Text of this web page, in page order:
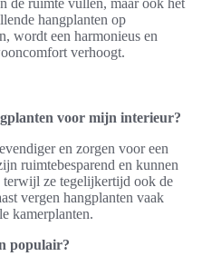
hangplanten op
wordt een harmonieus en
verhoogt.
voor mijn interieur?
en zorgen voor een
ruimtebesparend en kunnen
terwijl ze tegelijkertijd ook de
vergen hangplanten vaak
kamerplanten.
populair?